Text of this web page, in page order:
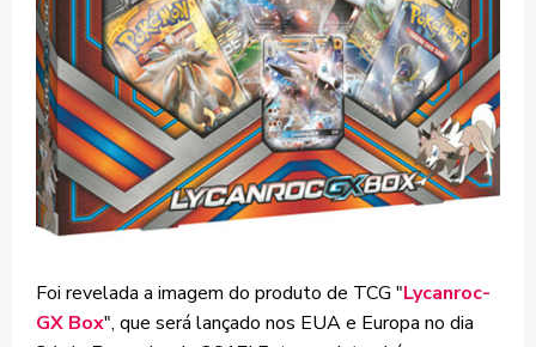
Foi revelada a imagem do produto de TCG "Lycanroc-
GX Box", que será lançado nos EUA e Europa no dia